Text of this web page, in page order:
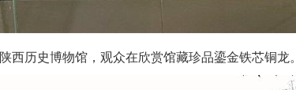
陕西历史博物馆，观众在欣赏馆藏珍品鎏金铁芯铜龙。